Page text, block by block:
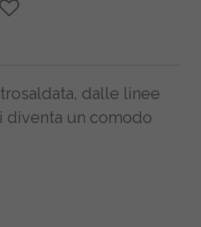
dalle linee
diventa un comodo